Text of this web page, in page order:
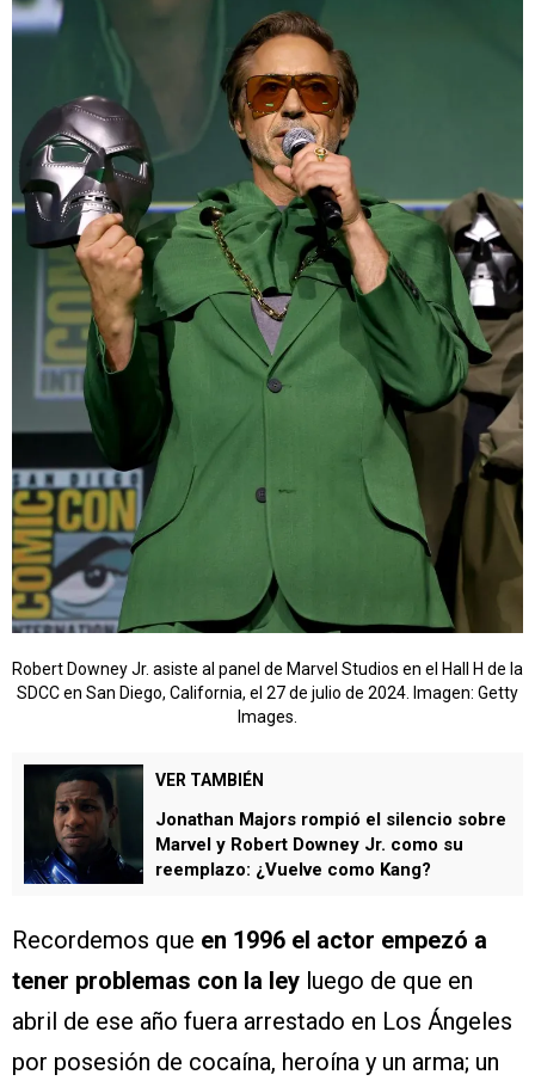
Robert Downey Jr. asiste al panel de Marvel Studios en el Hall H de la
SDCC en San Diego, California, el 27 de julio de 2024. Imagen: Getty
Images.
VER TAMBIÉN
Jonathan Majors rompió el silencio sobre
Marvel y Robert Downey Jr. como su
reemplazo: ¿Vuelve como Kang?
Recordemos que en 1996 el actor empezó a
tener problemas con la ley luego de que en
abril de ese año fuera arrestado en Los Ángeles
por posesión de cocaína, heroína y un arma; un